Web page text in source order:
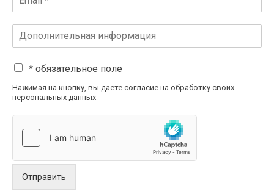
* обязательное поле
Нажимая на кнопку, вы даете согласие на обработку своих
персональных данных
Отправить